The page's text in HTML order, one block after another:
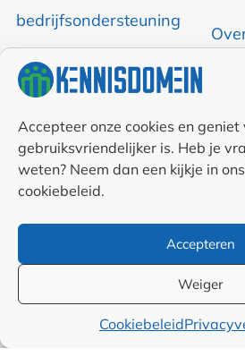
Accepteer onze cookies en
gebruiksvriendelijker is. Heb je
weten? Neem dan een kijkje in
cookiebeleid.
Accepteren
Weiger
Cookiebeleid
bedrijfsondersteuning